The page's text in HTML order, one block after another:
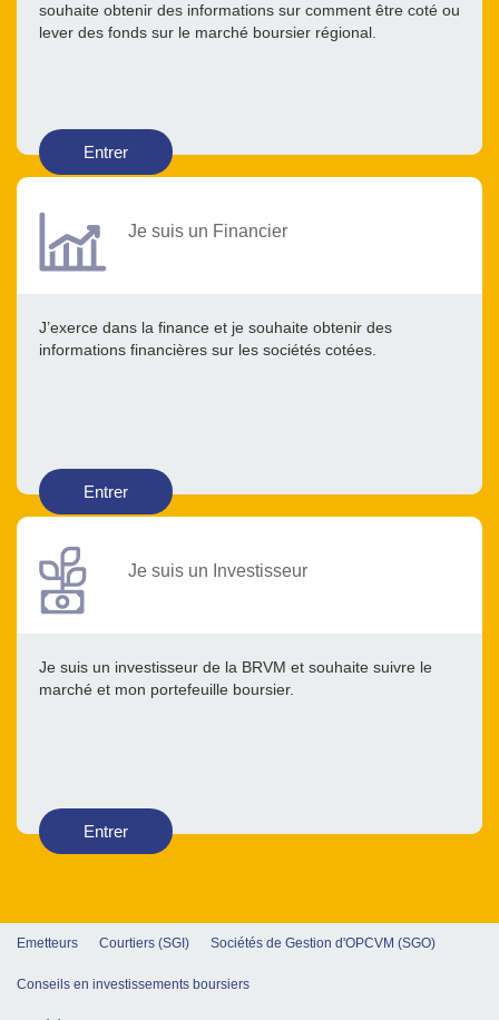
souhaite obtenir des informations sur comment être coté ou
lever des fonds sur le marché boursier régional.
Entrer
Je suis un Financier
J’exerce dans la finance et je souhaite obtenir des
informations financières sur les sociétés cotées.
Entrer
Je suis un Investisseur
Je suis un investisseur de la BRVM et souhaite suivre le
marché et mon portefeuille boursier.
Entrer
Emetteurs Courtiers (SGI) Sociétés de Gestion d'OPCVM (SGO)
Conseils en investissements boursiers